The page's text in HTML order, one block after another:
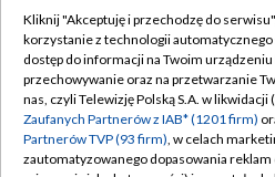
TVP
Abonament TVP
Emisja w TVP
Centrum informacji TVP
Polityka
Moje
Kliknij "Akceptuję i przechodzę do
korzystanie z technologii automatycznego
dostęp do informacji na Twoim
przechowywanie oraz na przetwarzanie
nas, czyli Telewizję Polską S.A. w likwidacji
Zaufanych Partnerów z IAB* (1201 firm)
Partnerów TVP (93 firm), w celach
zautomatyzowanego dopasowania